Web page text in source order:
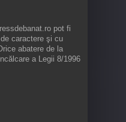
pot fi
caractere şi cu
abatere de la
a Legii 8/1996